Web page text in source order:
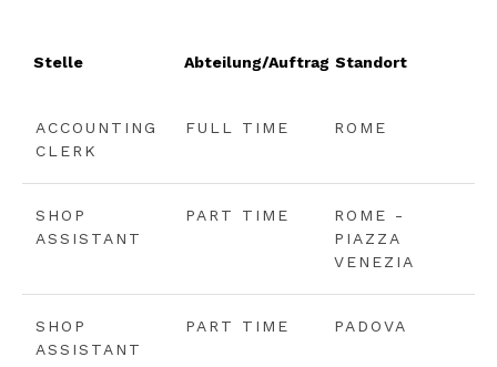
Stelle Abteilung/Auftrag Standort
ACCOUNTING
CLERK
FULL TIME ROME
SHOP
ASSISTANT
PART TIME
ROME -
PIAZZA
VENEZIA
SHOP
ASSISTANT
PART TIME PADOVA